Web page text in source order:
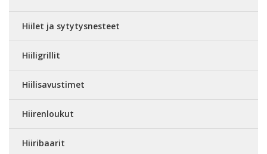
Hiilet ja sytytysnesteet
Hiiligrillit
Hiilisavustimet
Hiirenloukut
Hiiribaarit